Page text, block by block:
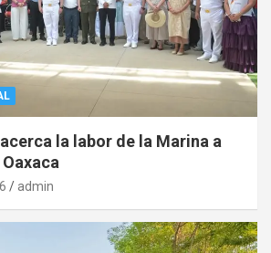
la labor de la Marina a
admin